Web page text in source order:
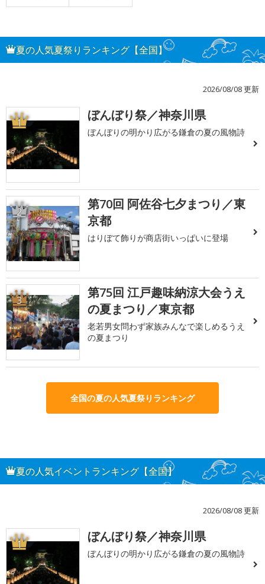
夏の人気夏祭りランキング【全国】
2026/08/08 更新
1 ぼんぼり祭／神奈川県
ぼんぼりの明かり広がる鎌倉の夏の風物詩
2
第70回 阿佐谷七夕まつり／東
京都
はりぼて飾りが商店街いっぱいに登場
3
第75回 江戸趣味納涼大会うえ
の夏まつり／東京都
老若男女問わず家族みんなで楽しめるうえ
の夏まつり
全国の夏の人気夏祭りランキング
夏の人気イベントランキング【全国】
2026/08/08 更新
1 ぼんぼり祭／神奈川県
ぼんぼりの明かり広がる鎌倉の夏の風物詩